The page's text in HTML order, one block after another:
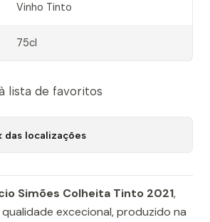
Vinho Tinto
75cl
lista de favoritos
das localizações
Simões Colheita Tinto 2021,
excecional, produzido na